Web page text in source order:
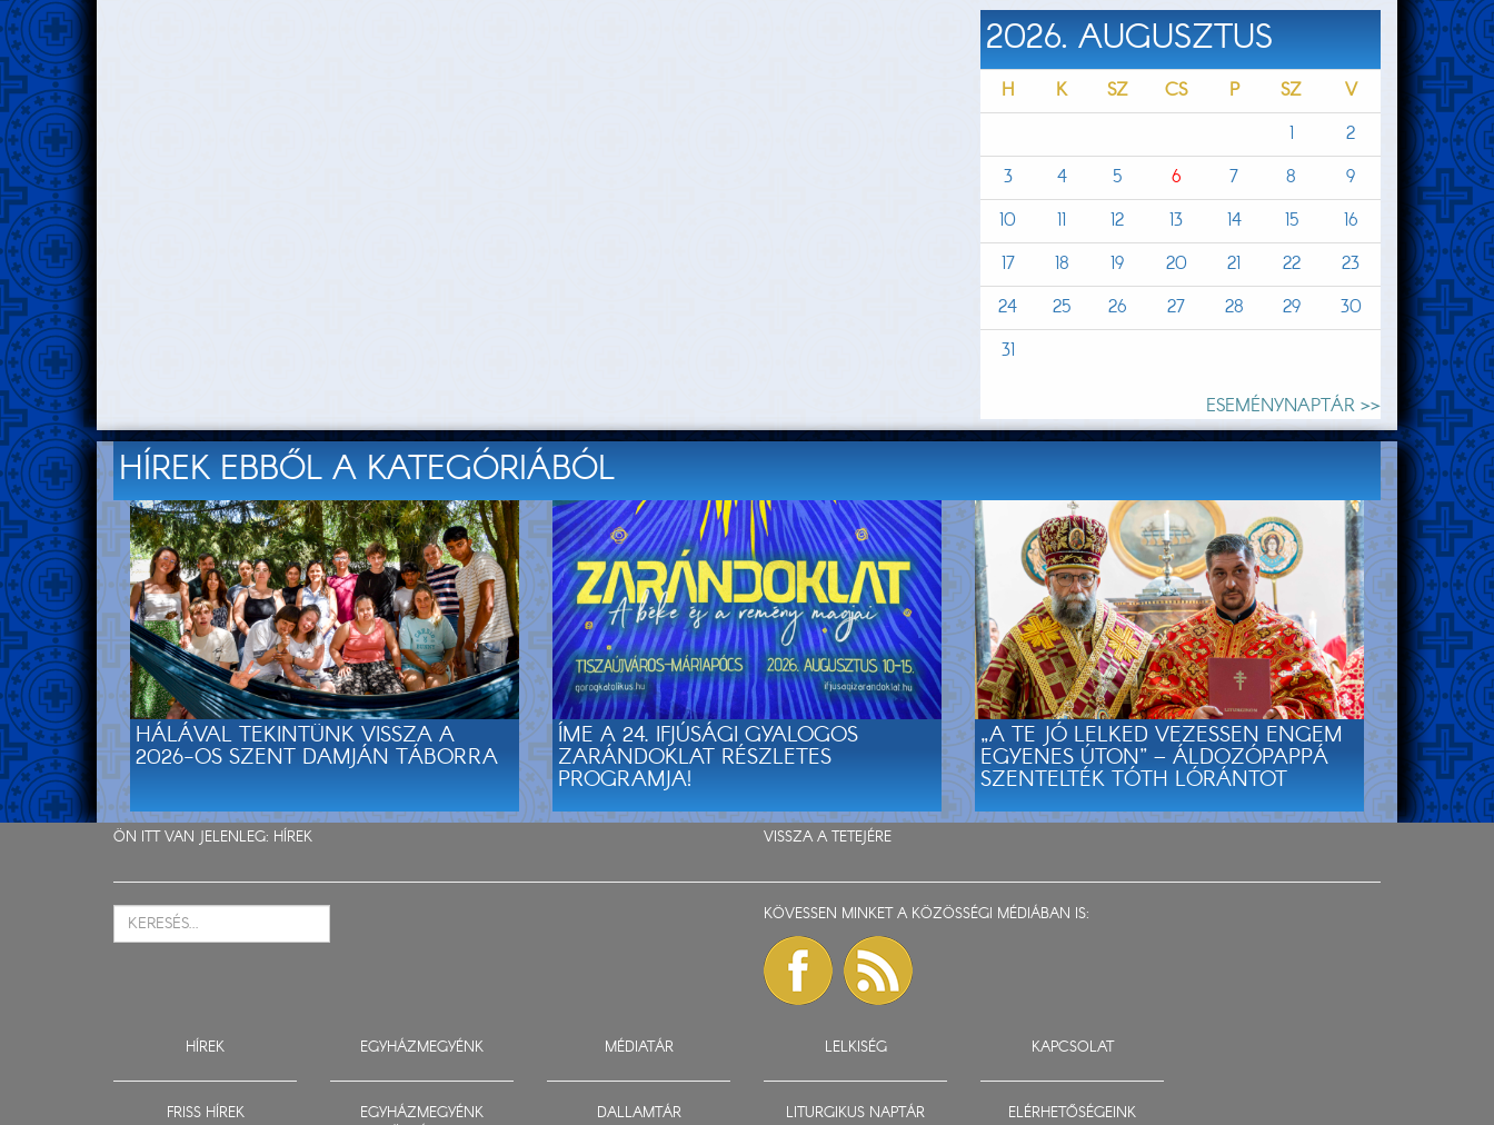
2026. AUGUSZTUS
H K SZ CS P SZ
V
1
2
3
4 5 6 7 8
9
10
11 12 13 14 15
16
17
18 19 20 21 22
23
24
25 26 27 28 29
30
31
ESEMÉNYNAPTÁR >>
HÍREK EBBŐL A KATEGÓRIÁBÓL
HÁLÁVAL TEKINTÜNK VISSZA A
2026-OS SZENT DAMJÁN TÁBORRA
ÍME A 24. IFJÚSÁGI GYALOGOS
ZARÁNDOKLAT RÉSZLETES
PROGRAMJA!
„A TE JÓ LELKED VEZESSEN ENGEM
EGYENES ÚTON” – ÁLDOZÓPAPPÁ
SZENTELTÉK TÓTH LÓRÁNTOT
ÖN ITT VAN JELENLEG: HÍREK VISSZA A TETEJÉRE
KÖVESSEN MINKET A KÖZÖSSÉGI MÉDIÁBAN IS:
HÍREK
FRISS HÍREK
EGYHÁZMEGYÉNK
EGYHÁZMEGYÉNK
MÉDIATÁR
DALLAMTÁR
LELKISÉG
LITURGIKUS NAPTÁR
KAPCSOLAT
ELÉRHETŐSÉGEINK